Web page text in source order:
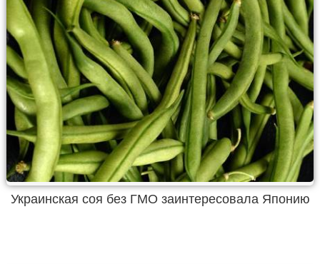
Украинская соя без ГМО заинтересовала Японию